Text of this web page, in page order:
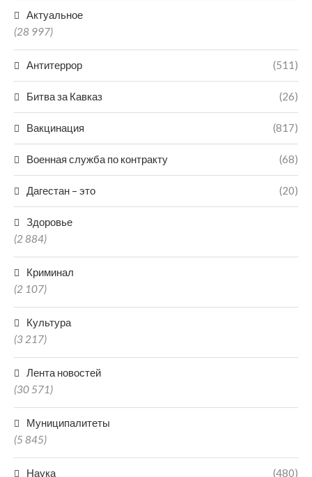
Актуальное
(28 997)
Антитеррор (511)
Битва за Кавказ (26)
Вакцинация (817)
Военная служба по контракту (68)
Дагестан – это (20)
Здоровье
(2 884)
Криминал
(2 107)
Культура
(3 217)
Лента новостей
(30 571)
Муниципалитеты
(5 845)
Наука (480)